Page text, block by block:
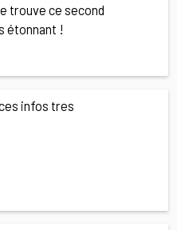
trouve ce second
étonnant !
infos tres